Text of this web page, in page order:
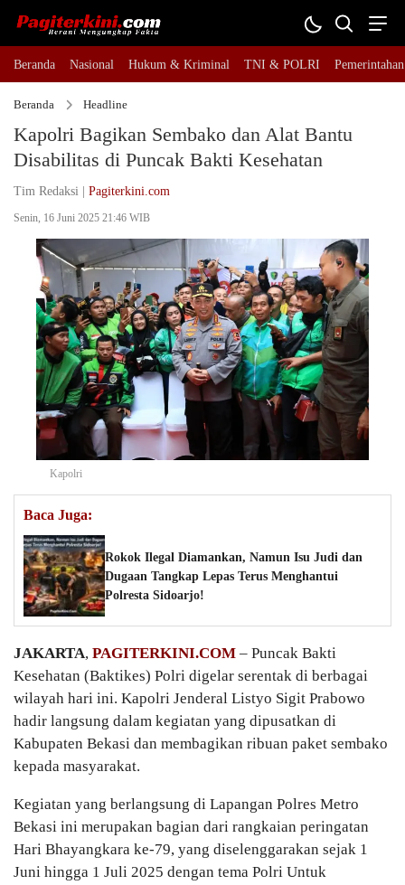
Beranda Nasional Hukum & Kriminal TNI & POLRI Pemerintahan
Beranda Headline
Kapolri Bagikan Sembako dan Alat Bantu
Disabilitas di Puncak Bakti Kesehatan
Tim Redaksi | Pagiterkini.com
Senin, 16 Juni 2025 21:46 WIB
Kapolri
Baca Juga:
Rokok Ilegal Diamankan, Namun Isu Judi dan
Dugaan Tangkap Lepas Terus Menghantui
Polresta Sidoarjo!
JAKARTA, PAGITERKINI.COM – Puncak Bakti
Kesehatan (Baktikes) Polri digelar serentak di berbagai
wilayah hari ini. Kapolri Jenderal Listyo Sigit Prabowo
hadir langsung dalam kegiatan yang dipusatkan di
Kabupaten Bekasi dan membagikan ribuan paket sembako
kepada masyarakat.
Kegiatan yang berlangsung di Lapangan Polres Metro
Bekasi ini merupakan bagian dari rangkaian peringatan
Hari Bhayangkara ke-79, yang diselenggarakan sejak 1
Juni hingga 1 Juli 2025 dengan tema Polri Untuk